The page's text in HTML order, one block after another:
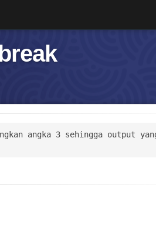
angka 3 sehingga output